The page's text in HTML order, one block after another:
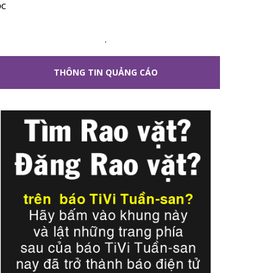
.
THÔNG TIN QUẢNG CÁO